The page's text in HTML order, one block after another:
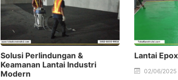
Solusi Perlindungan &
Keamanan Lantai Industri
Modern
Lantai
02/06/2025